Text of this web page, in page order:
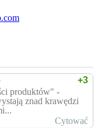
+3
produktów" -
znad krawędzi
Cytować